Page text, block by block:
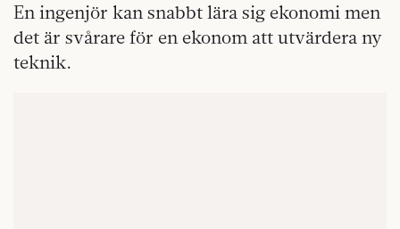
En ingenjör kan snabbt lära sig ekonomi men
det är svårare för en ekonom att utvärdera ny
teknik.